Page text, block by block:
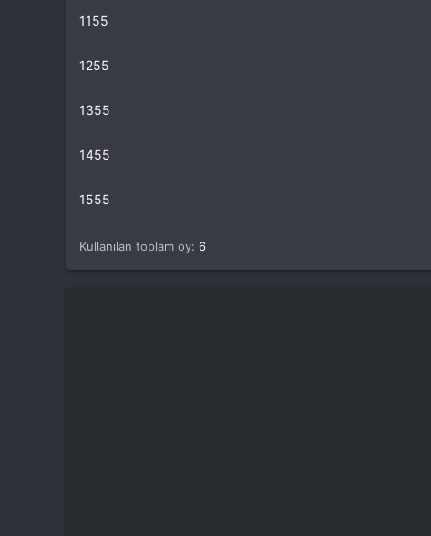
1155
1255
1355
1455
1555
Kullanılan toplam oy 6